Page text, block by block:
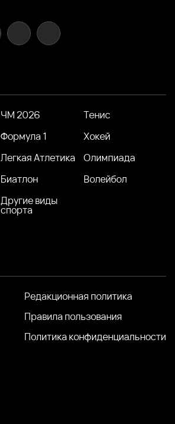
ЧМ 2026
Тенис
Формула 1
Хокей
Легкая Атлетика
Олимпиада
Биатлон
Волейбол
Другие виды
спорта
Редакционная политика
Правила пользования
Политика конфиденциальности